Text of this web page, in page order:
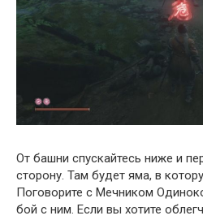
От башни спускайтесь ниже и
сторону. Там будет яма, в
Поговорите с Мечником
бой с ним. Если вы хотите